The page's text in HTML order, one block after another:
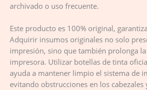
archivado o uso frecuente.
Este producto es 100% original,
Adquirir insumos originales no solo
impresión, sino que también prolonga
impresora. Utilizar botellas de tinta
ayuda a mantener limpio el sistema de
evitando obstrucciones en los